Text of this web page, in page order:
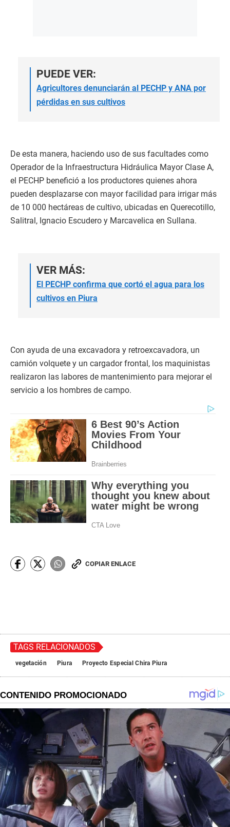
PUEDE VER:
Agricultores denunciarán al PECHP y ANA por
pérdidas en sus cultivos
De esta manera, haciendo uso de sus facultades como
Operador de la Infraestructura Hidráulica Mayor Clase A,
el PECHP benefició a los productores quienes ahora
pueden desplazarse con mayor facilidad para irrigar más
de 10 000 hectáreas de cultivo, ubicadas en Querecotillo,
Salitral, Ignacio Escudero y Marcavelica en Sullana.
VER MÁS:
El PECHP confirma que cortó el agua para los
cultivos en Piura
Con ayuda de una excavadora y retroexcavadora, un
camión volquete y un cargador frontal, los maquinistas
realizaron las labores de mantenimiento para mejorar el
servicio a los hombres de campo.
COPIAR ENLACE
TAGS RELACIONADOS
vegetación Piura Proyecto Especial Chira Piura